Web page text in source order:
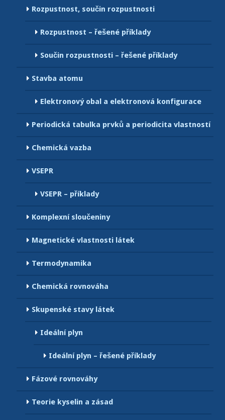
Rozpustnost, součin rozpustnosti
Rozpustnost – řešené příklady
Součin rozpustnosti – řešené příklady
Stavba atomu
Elektronový obal a elektronová konfigurace
Periodická tabulka prvků a periodicita vlastností
Chemická vazba
VSEPR
VSEPR – příklady
Komplexní sloučeniny
Magnetické vlastnosti látek
Termodynamika
Chemická rovnováha
Skupenské stavy látek
Ideální plyn
Ideální plyn – řešené příklady
Fázové rovnováhy
Teorie kyselin a zásad